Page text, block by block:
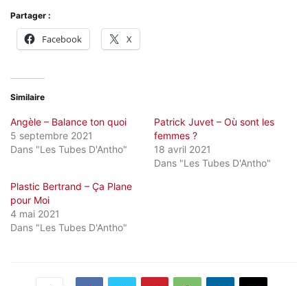
Partager :
Facebook X
Similaire
Angèle – Balance ton quoi
5 septembre 2021
Dans "Les Tubes D'Antho"
Patrick Juvet – Où sont les
femmes ?
18 avril 2021
Dans "Les Tubes D'Antho"
Plastic Bertrand – Ça Plane
pour Moi
4 mai 2021
Dans "Les Tubes D'Antho"